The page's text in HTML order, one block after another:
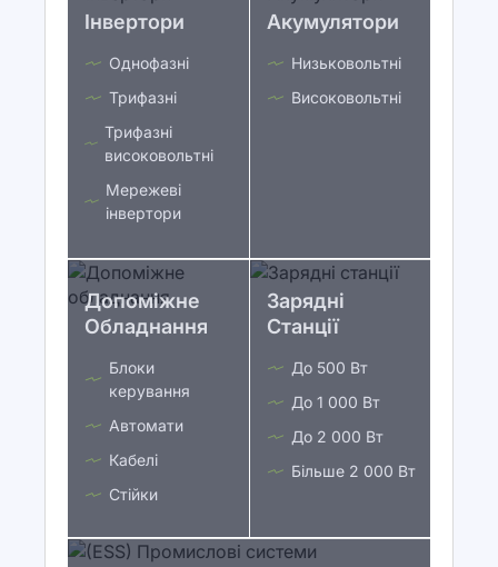
Інвертори
Однофазні
Трифазні
Трифазні
високовольтні
Мережеві
інвертори
Акумулятори
Низьковольтні
Високовольтні
Допоміжне
Обладнання
Блоки
керування
Автомати
Кабелі
Стійки
Зарядні
Станції
До 500 Вт
До 1 000 Вт
До 2 000 Вт
Більше 2 000 Вт